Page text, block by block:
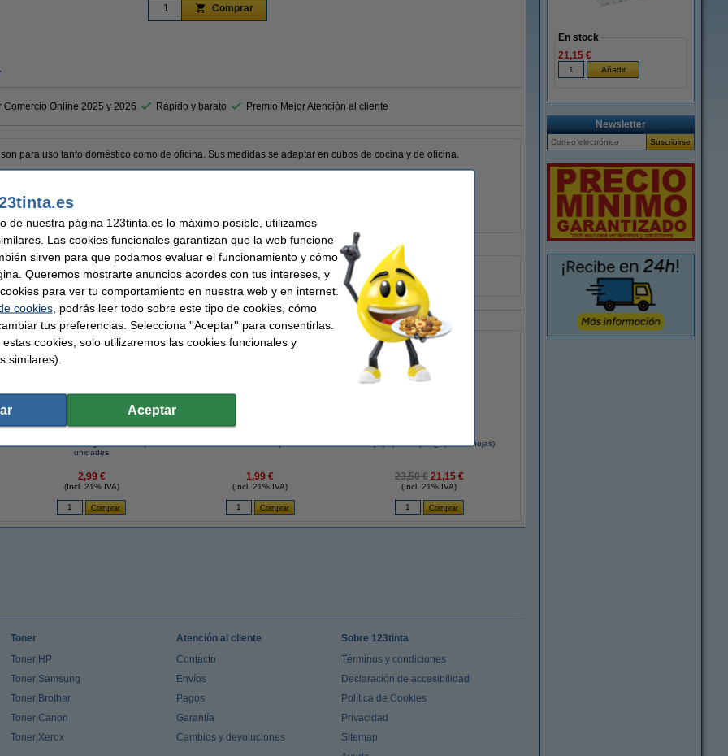
Comprar
Comercio Online 2025 y 2026 Rápido y barato Premio Mejor Atención al cliente
son para uso tanto doméstico como de oficina. Sus medidas se adaptar en cubos de cocina y de oficina.
Material:
polietileno
cm 20
similares también han elegido estos artículos.
unidades
2,99 €
(Incl. 21% IVA)
1,99 €
(Incl. 21% IVA)
Caja papel A4 | 80gr (5x500 hojas)
23,50 € 21,15 €
(Incl. 21% IVA)
En stock
21,15 €
Newsletter
Toner
Toner HP
Toner Samsung
Toner Brother
Toner Canon
Toner Xerox
Atención al cliente
Contacto
Envíos
Pagos
Garantía
Cambios y devoluciones
Sobre 123tinta
Términos y condiciones
Declaración de accesibilidad
Política de Cookies
Privacidad
Sitemap
de nuestra página 123tinta.es lo máximo posible, utilizamos
Las cookies funcionales garantizan que la web funcione
sirven para que podamos evaluar el funcionamiento y cómo
Queremos mostrarte anuncios acordes con tus intereses, y
para ver tu comportamiento en nuestra web y en internet.
cookies, podrás leer todo sobre este tipo de cookies, cómo
tus preferencias. Selecciona ''Aceptar'' para consentirlas.
cookies, solo utilizaremos las cookies funcionales y
similares).
Aceptar